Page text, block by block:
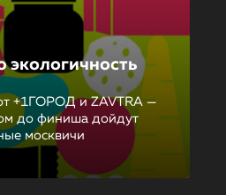
экологичность
+1ГОРОД и ZAVTRA —
до финиша дойдут
москвичи